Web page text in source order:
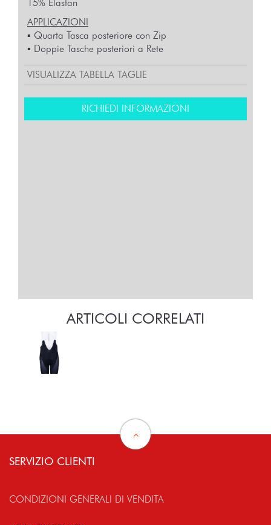
15% Elastan
APPLICAZIONI
▪︎ Quarta Tasca posteriore con Zip
▪︎ Doppie Tasche posteriori a Rete
VISUALIZZA TABELLA TAGLIE
RICHIEDI INFORMAZIONI
ARTICOLI CORRELATI
SERVIZIO CLIENTI
CONDIZIONI GENERALI DI VENDITA